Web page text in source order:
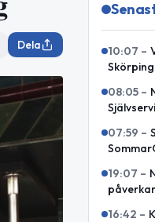
Dela 10:07 –
08:05 –
07:59 –
19:07 –
16:42 –